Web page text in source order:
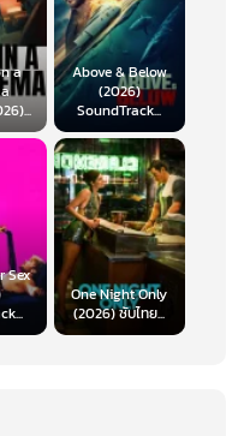
a
Above & Below
(2026)
SoundTrack...
Sex
One Night Only
(2026) ซับไทย...